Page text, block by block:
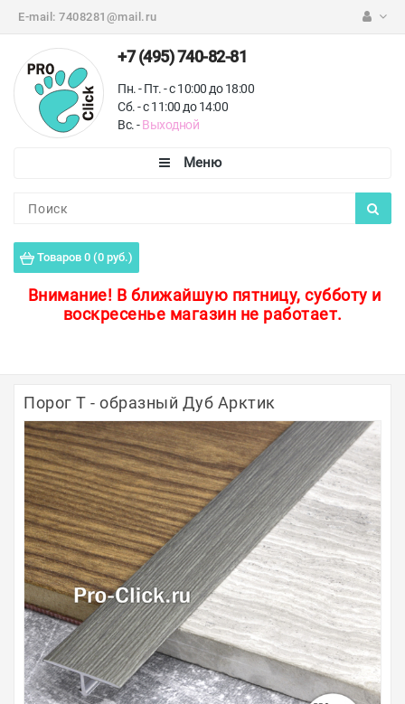
E-mail: 7408281@mail.ru
+7 (495) 740-82-81
Пн. - Пт. - с 10:00 до 18:00
Сб. - с 11:00 до 14:00
Вс. -Выходной
Товаров 0 (0 руб.)
Внимание! В ближайшую пятницу, субботу и
воскресенье магазин не работает.
Пороги для пола
Защитные уголки
Полосы из металла
Плинтуса
Профили для стекла и SPC
Обводы для труб
Алюминиевые профили
Крепёж и крепления
Садовая мебель
Оплата
Порог Т - образный Дуб Арктик